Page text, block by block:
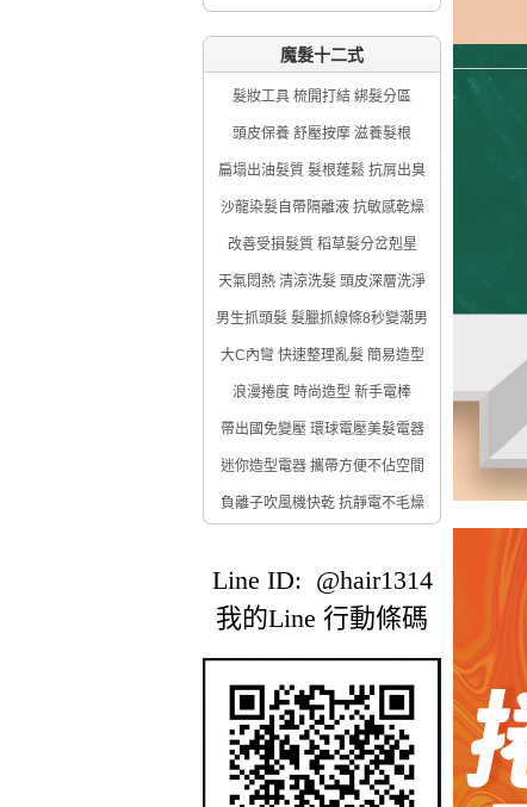
魔髮十二式
髮妝工具 梳開打結 綁髮分區
頭皮保養 舒壓按摩 滋養髮根
扁塌出油髮質 髮根蓬鬆 抗屑出臭
沙龍染髮自帶隔離液 抗敏感乾燥
改善受損髮質 稻草髮分岔剋星
天氣悶熱 清涼洗髮 頭皮深層洗淨
男生抓頭髮 髮臘抓線條8秒變潮男
大C內彎 快速整理亂髮 簡易造型
浪漫捲度 時尚造型 新手電棒
帶出國免變壓 環球電壓美髮電器
迷你造型電器 攜帶方便不佔空間
負離子吹風機快乾 抗靜電不毛燥
Line ID: @hair1314
我的Line 行動條碼